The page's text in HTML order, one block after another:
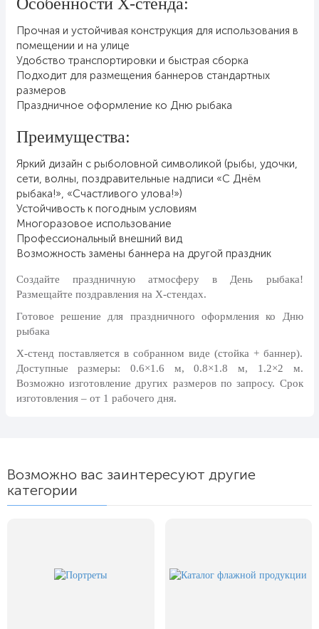
день
27 марта, День театра
1 апреля, День смеха
Апрель, Месячник по
благоустройству
12 апреля, День космонавтики
18 апреля, Дни исторического и
культурного наследия
1 мая, праздник Весны и Труда
9 мая, День Победы
24 мая, День славянской
письменности и культуры
28 мая, День пограничника
1 июня, День защиты детей
8 июня, День социального работника
22 июня, День памяти и скорби
3 июля, День ГАИ (ГИБДД)
Прочная и устойчивая конструкция для использования в
помещении и на улице
Удобство транспортировки и быстрая сборка
Подходит для размещения баннеров стандартных
размеров
Праздничное оформление ко Дню рыбака
Преимущества:
Яркий дизайн с рыболовной символикой (рыбы, удочки,
сети, волны, поздравительные надписи «С Днём
рыбака!», «Счастливого улова!»)
Устойчивость к погодным условиям
Многоразовое использование
Профессиональный внешний вид
Возможность замены баннера на другой праздник
Создайте праздничную атмосферу в День рыбака!
Размещайте поздравления на Х-стендах.
Готовое решение для праздничного оформления ко Дню
рыбака
Х-стенд поставляется в собранном виде (стойка + баннер).
Доступные размеры: 0.6×1.6 м, 0.8×1.8 м, 1.2×2 м.
Возможно изготовление других размеров по запросу. Срок
изготовления – от 1 рабочего дня.
Возможно вас заинтересуют другие
категории